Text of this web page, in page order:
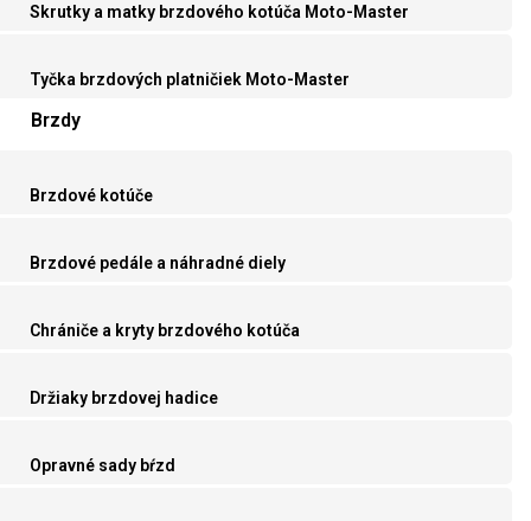
Skrutky a matky brzdového kotúča Moto-Master
Tyčka brzdových platničiek Moto-Master
Brzdy
Brzdové kotúče
Brzdové pedále a náhradné diely
Chrániče a kryty brzdového kotúča
Držiaky brzdovej hadice
Opravné sady bŕzd